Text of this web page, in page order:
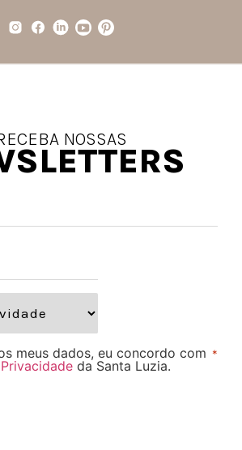
NOSSAS
meus dados, eu concordo com
da Santa Luzia.
*